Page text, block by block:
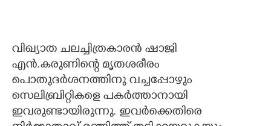
വിഖ്യാത ചലച്ചിത്രകാരൻ ഷാജി
എൻ.കരുണിന്റെ മൃതശരീരം
പൊതുദർശനത്തിനു വച്ചപ്പോഴും
സെലിബ്രിറ്റികളെ പകർത്താനായി
ഇവരുണ്ടായിരുന്നു. ഇവർക്കെതിരെ